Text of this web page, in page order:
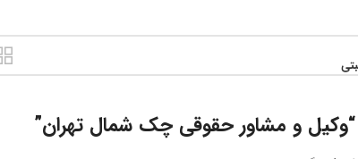
وکیل و مشاور حقوقی چک شمال تهران”